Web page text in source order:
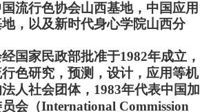
流行色协会山西基地， 中国应用
， 以及新时代身心学院山西分
国家民政部批准于1982年成立，
色研究，预测，设计，应用等机
人社会团体， 1983年代表中国加
会（International Commission